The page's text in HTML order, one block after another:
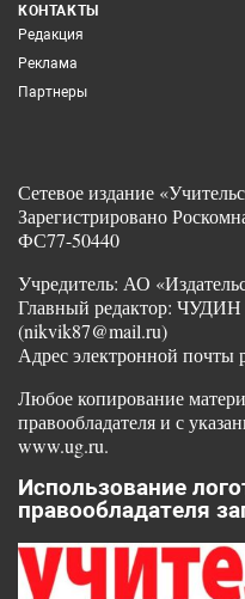
КОНТАКТЫ
Редакция
Реклама
Партнеры
Сетевое издание
Зарегистрировано
ФС77-50440
Учредитель: АО
Главный редактор:
(nikvik87@mail.ru)
Адрес электронной почты
Любое копирование
правообладателя и с
www.ug.ru.
Использование
правообладателя